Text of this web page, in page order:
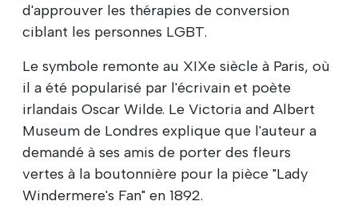
d'approuver les thérapies de conversion
ciblant les personnes LGBT.
Le symbole remonte au XIXe siècle à Paris, où
il a été popularisé par l'écrivain et poète
irlandais Oscar Wilde. Le Victoria and Albert
Museum de Londres explique que l'auteur a
demandé à ses amis de porter des fleurs
vertes à la boutonnière pour la pièce "Lady
Windermere's Fan" en 1892.